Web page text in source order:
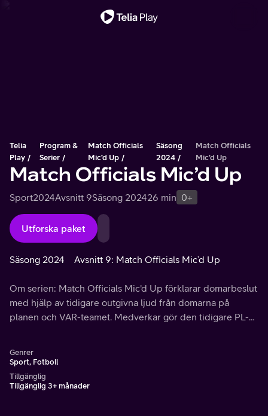
Telia
Play
Program &
Serier
Match Officials
Mic’d Up
Säsong
2024
Match Officials
Mic’d Up
Match Officials Mic’d Up
Sport2024Avsnitt 9Säsong 202426 min 0+
Utforska paket
Säsong 2024 Avsnitt 9: Match Officials Mic’d Up
Om serien: Match Officials Mic'd Up förklarar domarbeslut
med hjälp av tidigare outgivna ljud från domarna på
planen och VAR-teamet. Medverkar gör den tidigare PL-
Genrer
Sport, Fotboll
Tillgänglig
Tillgänglig 3+ månader